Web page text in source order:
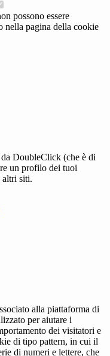
possono essere
nella pagina della cookie
DoubleClick (che è di
un profilo dei tuoi
altri siti.
alla piattaforma di
per aiutare i
dei visitatori e
di tipo pattern, in cui il
di numeri e lettere, che